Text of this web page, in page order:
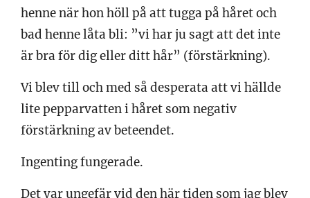
henne när hon höll på att tugga på håret och
bad henne låta bli: ”vi har ju sagt att det inte
är bra för dig eller ditt hår” (förstärkning).
Vi blev till och med så desperata att vi hällde
lite pepparvatten i håret som negativ
förstärkning av beteendet.
Ingenting fungerade.
Det var ungefär vid den här tiden som jag blev